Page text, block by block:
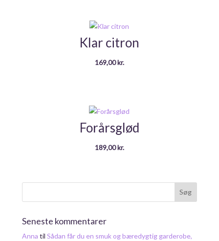
Klar citron
169,00kr.
Forårsglød
189,00kr.
Seneste kommentarer
Anna til Sådan får du en smuk og bæredygtig garderobe,